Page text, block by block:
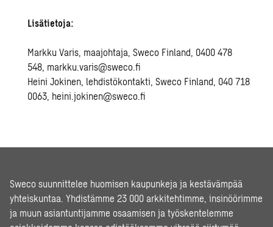
Lisätietoja:
Markku Varis, maajohtaja, Sweco Finland, 0400 478
548, markku.varis@sweco.fi
Heini Jokinen, lehdistökontakti, Sweco Finland, 040 718
0063, heini.jokinen@sweco.fi
Sweco suunnittelee huomisen kaupunkeja ja kestävämpää
yhteiskuntaa. Yhdistämme 23 000 arkkitehtimme, insinöörimme
ja muun asiantuntijamme osaamisen ja työskentelemme